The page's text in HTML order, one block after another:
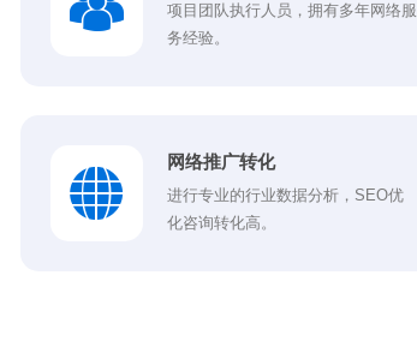
项目团队执行人员，拥有多年网络服
务经验。
网络推广转化
进行专业的行业数据分析，SEO优
化咨询转化高。